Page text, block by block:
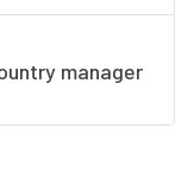
manager